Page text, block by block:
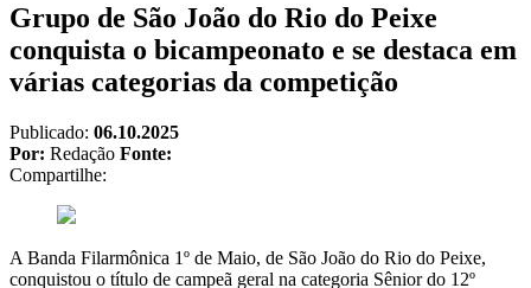
Grupo de São João do Rio do Peixe
conquista o bicampeonato e se destaca em
várias categorias da competição
Publicado: 06.10.2025
Por: Redação Fonte:
Compartilhe:
A Banda Filarmônica 1º de Maio, de São João do Rio do Peixe,
conquistou o título de campeã geral na categoria Sênior do 12º